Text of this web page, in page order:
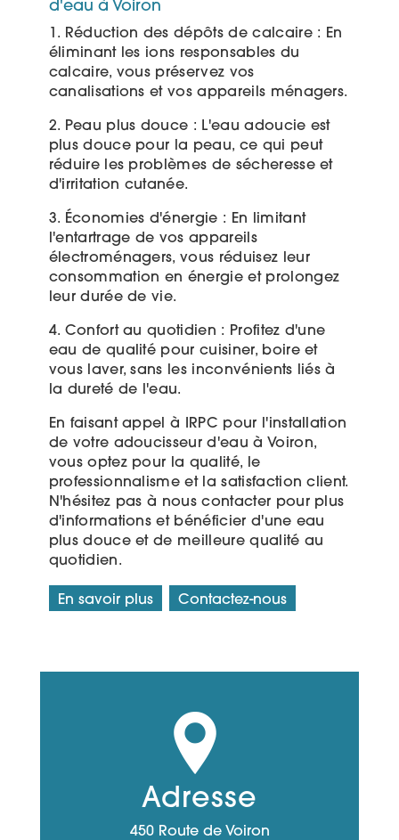
d'eau à Voiron
1. Réduction des dépôts de calcaire : En
éliminant les ions responsables du
calcaire, vous préservez vos
canalisations et vos appareils ménagers.
2. Peau plus douce : L'eau adoucie est
plus douce pour la peau, ce qui peut
réduire les problèmes de sécheresse et
d'irritation cutanée.
3. Économies d'énergie : En limitant
l'entartrage de vos appareils
électroménagers, vous réduisez leur
consommation en énergie et prolongez
leur durée de vie.
4. Confort au quotidien : Profitez d'une
eau de qualité pour cuisiner, boire et
vous laver, sans les inconvénients liés à
la dureté de l'eau.
En faisant appel à IRPC pour l'installation
de votre adoucisseur d'eau à Voiron,
vous optez pour la qualité, le
professionnalisme et la satisfaction client.
N'hésitez pas à nous contacter pour plus
d'informations et bénéficier d'une eau
plus douce et de meilleure qualité au
quotidien.
En savoir plus Contactez-nous
Adresse
450 Route de Voiron